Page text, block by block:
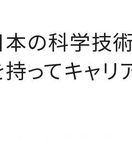
の科学技
ってキャリ